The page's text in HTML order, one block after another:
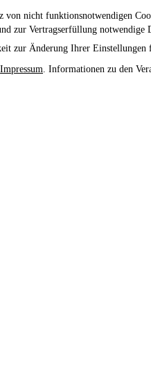
von nicht funktionsnotwendigen
zur Vertragserfüllung notwendige
zur Änderung Ihrer Einstellungen
Impressum . Informationen zu den